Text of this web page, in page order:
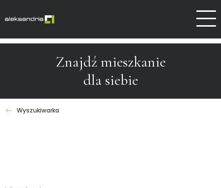
Znajdź mieszkanie
dla siebie
Wyszukiwarka